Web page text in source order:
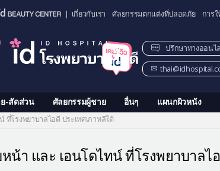
| เกี่ยวกับเรา ศัลยกรรมตกแต่งที่ปลอดภัย การ
ย-สัดส่วน ศัลยกรรมผู้ชาย อื่นๆ แผนกผิวหนัง
ปรึกษาทางออนไ
โรงพยาบาลไอดี ประเทศเกาหลีใต้
า และ เอนโดไทน์ ที่โรงพยาบาลไ